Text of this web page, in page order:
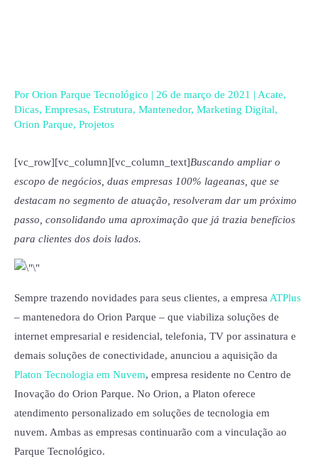
Por Orion Parque Tecnológico | 26 de março de 2021 | Acate,
Dicas, Empresas, Estrutura, Mantenedor, Marketing Digital,
Orion Parque, Projetos
[vc_row][vc_column][vc_column_text]Buscando ampliar o
escopo de negócios, duas empresas 100% lageanas, que se
destacam no segmento de atuação, resolveram dar um próximo
passo, consolidando uma aproximação que já trazia benefícios
para clientes dos dois lados.
Sempre trazendo novidades para seus clientes, a empresa ATPlus
– mantenedora do Orion Parque – que viabiliza soluções de
internet empresarial e residencial, telefonia, TV por assinatura e
demais soluções de conectividade, anunciou a aquisição da
Platon Tecnologia em Nuvem, empresa residente no Centro de
Inovação do Orion Parque. No Orion, a Platon oferece
atendimento personalizado em soluções de tecnologia em
nuvem. Ambas as empresas continuarão com a vinculação ao
Parque Tecnológico.